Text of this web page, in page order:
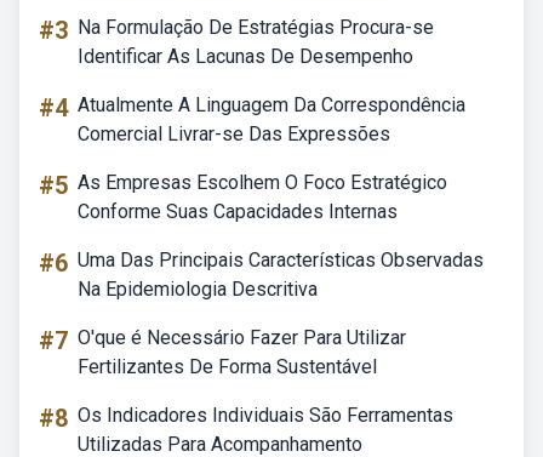
#3 Na Formulação De Estratégias Procura-se
Identificar As Lacunas De Desempenho
#4 Atualmente A Linguagem Da Correspondência
Comercial Livrar-se Das Expressões
#5 As Empresas Escolhem O Foco Estratégico
Conforme Suas Capacidades Internas
#6 Uma Das Principais Características Observadas
Na Epidemiologia Descritiva
#7 O'que é Necessário Fazer Para Utilizar
Fertilizantes De Forma Sustentável
#8 Os Indicadores Individuais São Ferramentas
Utilizadas Para Acompanhamento